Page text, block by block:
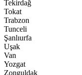
Tekirdağ
Tokat
Trabzon
Tunceli
Şanlıurfa
Uşak
Van
Yozgat
Zonguldak